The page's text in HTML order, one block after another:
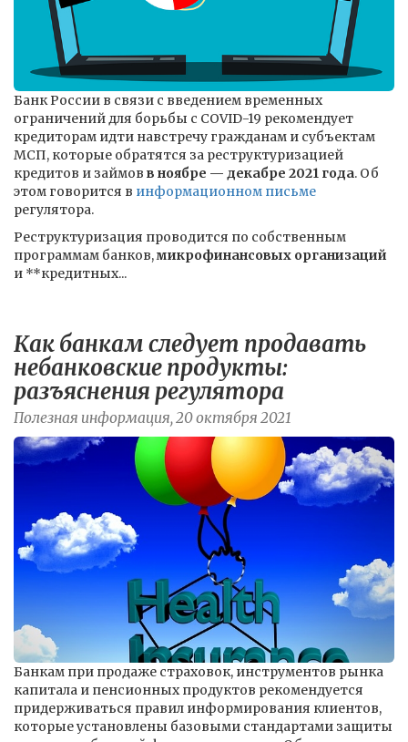
Банк России в связи с введением временных
ограничений для борьбы с COVID-19 рекомендует
кредиторам идти навстречу гражданам и субъектам
МСП, которые обратятся за реструктуризацией
кредитов и займов в ноябре — декабре 2021 года. Об
этом говорится в информационном письме
регулятора.
Реструктуризация проводится по собственным
программам банков,микрофинансовых организаций
и **кредитных...
Как банкам следует продавать
небанковские продукты:
разъяснения регулятора
Полезная информация, 20 октября 2021
Банкам при продаже страховок, инструментов рынка
капитала и пенсионных продуктов рекомендуется
придерживаться правил информирования клиентов,
которые установлены базовыми стандартами защиты